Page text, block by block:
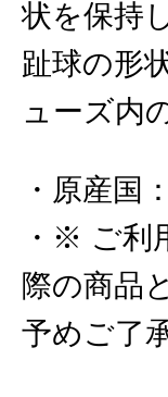
状を保持
趾球の形
ューズ内
原産国 ：
※ ご利
際の商品
予めご了